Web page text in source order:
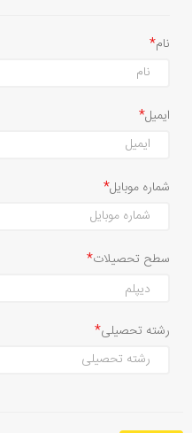
نام
ایمیل
شماره موبایل
سطح تحصیلات
رشته تحصیلی